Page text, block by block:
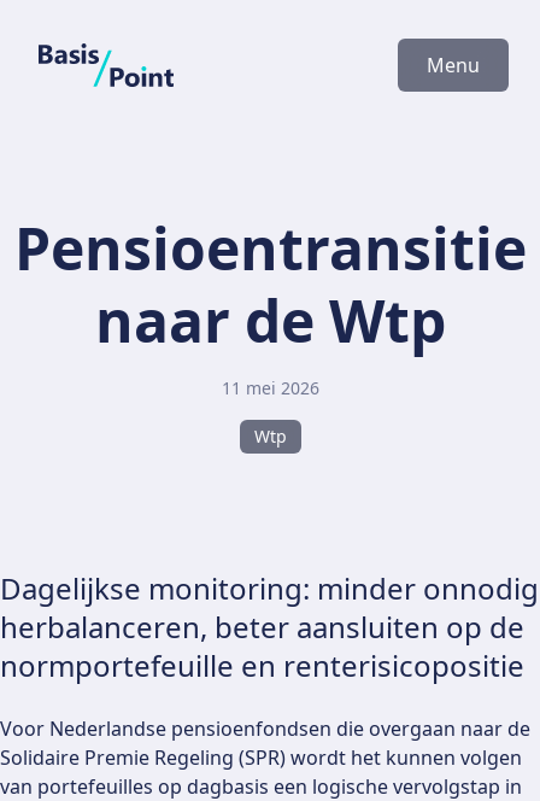
BasisPoint Menu
Pensioentransitie
naar de Wtp
11 mei 2026
Wtp
Dagelijkse monitoring: minder onnodig
herbalanceren, beter aansluiten op de
normportefeuille en renterisicopositie
Voor Nederlandse pensioenfondsen die overgaan naar de
Solidaire Premie Regeling (SPR) wordt het kunnen volgen
van portefeuilles op dagbasis een logische vervolgstap in